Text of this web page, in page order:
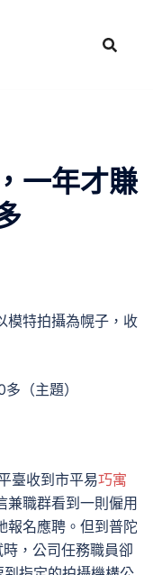
一年才賺
模特拍攝為幌子，收
（主題）
臺收到市平易巧寓
兼職群看到一則僱用
報名應聘。但到普陀
，公司任務職員卻